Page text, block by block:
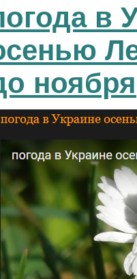
в
ноября